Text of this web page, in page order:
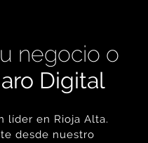
negocio o
Digital
líder en Rioja Alta.
desde nuestro